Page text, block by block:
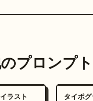
プロンプト
ラスト